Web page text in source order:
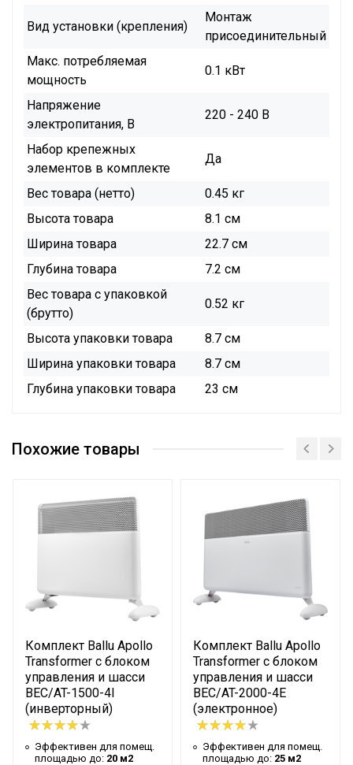
Вид установки (крепления)
Монтаж
присоединительный
Макс. потребляемая
мощность
0.1 кВт
Напряжение
электропитания, В
220 - 240 В
Набор крепежных
элементов в комплекте
Да
Вес товара (нетто)
0.45 кг
Высота товара
8.1 см
Ширина товара
22.7 см
Глубина товара
7.2 см
Вес товара с упаковкой
(брутто)
0.52 кг
Высота упаковки товара
8.7 см
Ширина упаковки товара
8.7 см
Глубина упаковки товара
23 см
Сертификат
Похожие товары
Комплект Ballu Apollo
Transformer с блоком
управления и шасси
BEC/AT-1500-4I
(инверторный)
Эффективен для помещ.
площадью до: 20 м2
Комплект Ballu Apollo
Transformer с блоком
управления и шасси
BEC/AT-2000-4E
(электронное)
Эффективен для помещ.
площадью до: 25 м2